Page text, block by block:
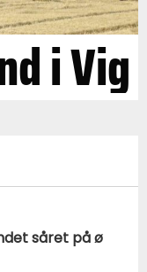
i Vig
såret på ø